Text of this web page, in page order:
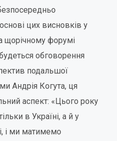
цих висновків у
щорічному форумі
обговорення
подальшої
Андрія Когута, ця
аспект: «Цього року
в Україні, а й у
і ми матимемо